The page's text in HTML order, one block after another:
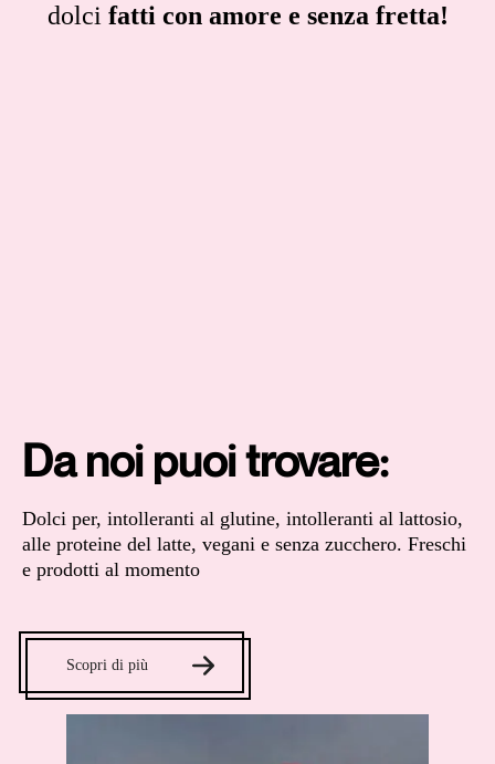
dolci fatti con amore e senza fretta!
Da noi puoi trovare:
Dolci per, intolleranti al glutine, intolleranti al lattosio,
alle proteine del latte, vegani e senza zucchero. Freschi
e prodotti al momento
Scopri di più